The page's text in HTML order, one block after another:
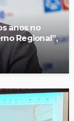
anos no
Regional”,